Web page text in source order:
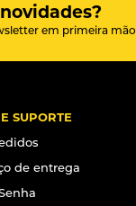
em primeira mão
SUPORTE
de entrega